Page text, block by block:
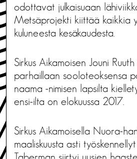
odottavat julkaisuaan
Metsäprojekti kiittää kaikkia
kuluneesta kesäkaudesta.
Sirkus Aikamoisen Jouni
parhaillaan sooloteoksensa
naama -nimisen lapsilta
ensi-ilta on elokuussa 2017.
Sirkus Aikamoisella Nuora-
maaliskuusta asti
Taberman siirtyi uusien